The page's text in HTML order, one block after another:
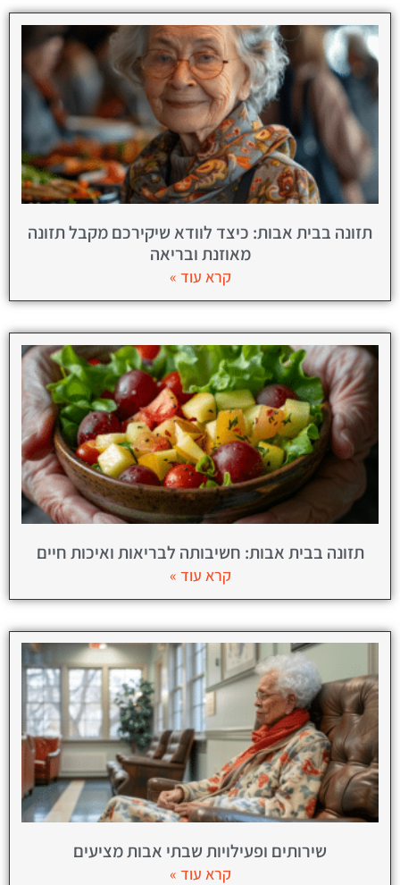
תזונה בבית אבות: כיצד לוודא שיקירכם מקבל תזונה
מאוזנת ובריאה
קרא עוד »
תזונה בבית אבות: חשיבותה לבריאות ואיכות חיים
קרא עוד »
שירותים ופעילויות שבתי אבות מציעים
קרא עוד »